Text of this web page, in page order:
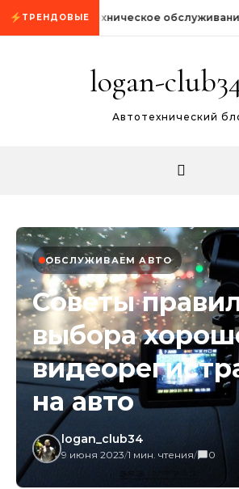
Промотать к содержимому
ТРЕНДОВЫЕТехническое
logan-
Автотехнический
ОБСЛУЖИВАЕМ АВТО
Советы
выбора
на авто
logan_club34
9 июня 2023/1 мин. чтения/ 0